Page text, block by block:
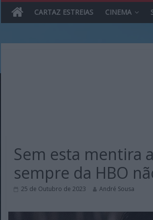
content
Reviews
sobre
CARTAZ ESTREIAS CINEMA
Sem esta mentira
sempre da HBO
25 de Outubro de 2023 André Sousa